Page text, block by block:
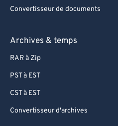
Convertisseur de documents
Archives & temps
RAR à Zip
PST à EST
CST à EST
Convertisseur d'archives